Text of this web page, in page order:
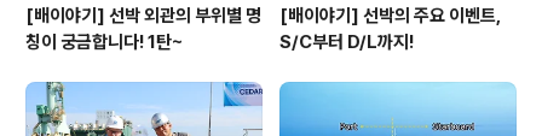
[배이야기] 선박 외관의 부위별 명
칭이 궁금합니다! 1탄~
[배이야기] 선박의 주요 이벤트,
S/C부터 D/L까지!